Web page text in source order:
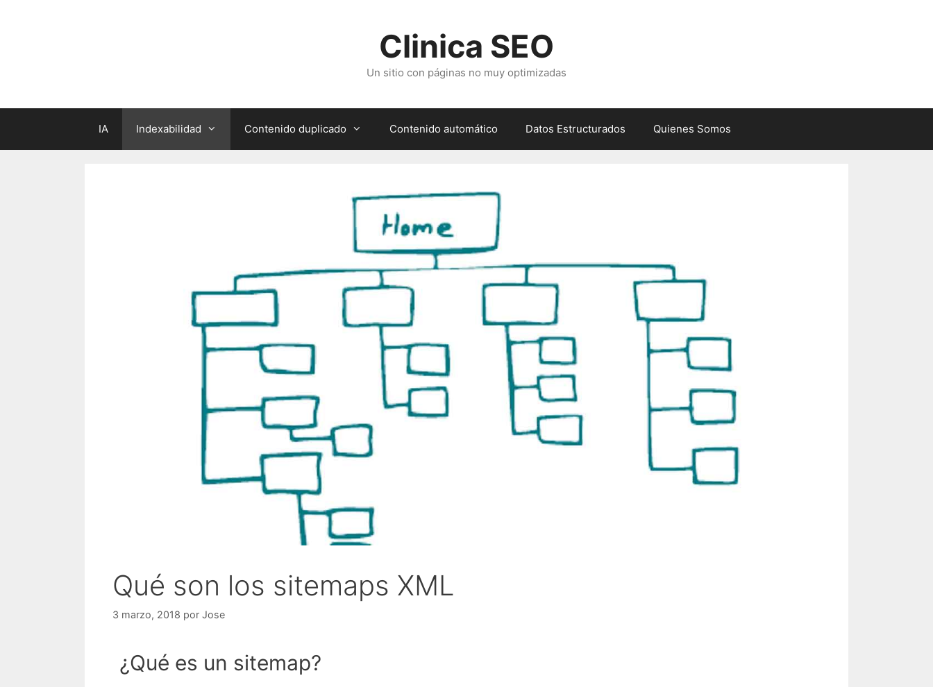
Clinica SEO
Un sitio con páginas no muy optimizadas
IA Indexabilidad Contenido duplicado Contenido automático Datos Estructurados Quienes Somos
Qué son los sitemaps XML
3 marzo, 2018 por Jose
¿Qué es un sitemap?